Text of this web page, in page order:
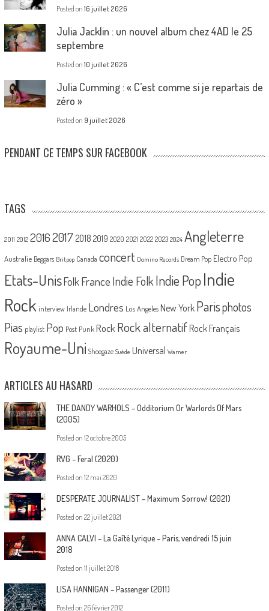
Posted on 16 juillet 2026
Julia Jacklin : un nouvel album chez 4AD le 25
septembre
Posted on 10 juillet 2026
Julia Cumming : « C’est comme si je repartais de
zéro »
Posted on 9 juillet 2026
PENDANT CE TEMPS SUR FACEBOOK
TAGS
2011 2012 20162017 2018 2019 2020 2021 2022 2023 2024 Angleterre
Australie Beggars Britpop Canada concert Domino Records Dream Pop Electro Pop
Etats-UnisFolk France Indie Folk Indie PopIndie
Rock interview Irlande Londres Los Angeles New York Parisphotos
Pias playlist Pop Post Punk Rock Rock alternatif Rock Français
Royaume-Uni Shoegaze Suède Universal Warner
ARTICLES AU HASARD
THE DANDY WARHOLS – Odditorium Or Warlords Of Mars
(2005)
Posted on 12 octobre 2005
RVG – Feral (2020)
Posted on 12 mai 2020
DESPERATE JOURNALIST – Maximum Sorrow! (2021)
Posted on 22 juillet 2021
ANNA CALVI – La Gaîté Lyrique – Paris, vendredi 15 juin
2018
Posted on 11 juillet 2018
LISA HANNIGAN – Passenger (2011)
Posted on 26 février 2012